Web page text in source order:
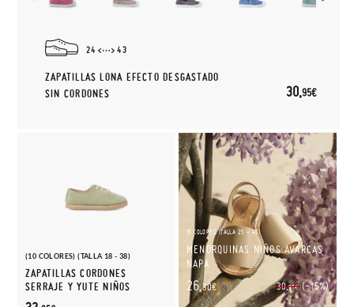
24 43
ZAPATILLAS LONA EFECTO DESGASTADO
SIN CORDONES
30,95€
(10 COLORES) (TALLA 18 - 38)
ZAPATILLAS CORDONES
SERRAJE Y YUTE NIÑOS
(9 COLORES) (TALLA 25 - 45)
MENORQUINAS NIÑOS AVARCAS
NAPA
30,95€ (-15%)
26,30€